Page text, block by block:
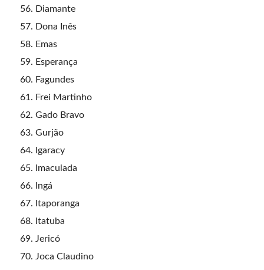
Diamante
Dona Inês
Emas
Esperança
Fagundes
Frei Martinho
Gado Bravo
Gurjão
Igaracy
Imaculada
Ingá
Itaporanga
Itatuba
Jericó
Joca Claudino